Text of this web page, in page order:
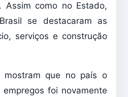
Assim como no Estado,
se destacaram as
serviços e construção
que no país o
foi novamente